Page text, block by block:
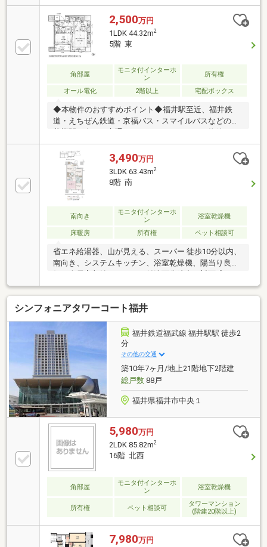
付きの浴室は、帰宅が遅くなった日でも暖かいお風呂
で一日の疲れをリセットできます。・梅雨時や雨の日
に重宝する浴室換気乾燥機は、日々の家事をサポー
ト。・ドレッシングルームにはリネン庫を設置。日用
品も分類でき、きれいに収納できます。・リビングに
カです。・住戸内のつまずきを防止するため、段差を
置場完備。
2,500万円
1LDK 44.32m2
5階 東
角部屋
モニタ付インターホ
ン
所有権
オール電化 2階以上 宅配ボックス
◆本物件のおすすめポイント◆福井駅至近、福井鉄
道・えちぜん鉄道・京福バス・スマイルバスなどの公
図書館・美術館・博物館・県庁・市役所と公共施設に
近く、生活利便性も大変良いです！シューズクローク
付きの１ＬＤＫ、オール電化で暮らしやすさもおスス
メポイントです
3,490万円
3LDK 63.43m2
8階 南
南向き
モニタ付インターホ
ン
浴室乾燥機
床暖房 所有権 ペット相談可
省エネ給湯器、山が見える、スーパー 徒歩10分以内、
南向き、システムキッチン、浴室乾燥機、陽当り良
チン、２４時間ゴミ出し可、セキュリティ充実、バリ
アフリー、南面バルコニー、複層ガラス、オートバ
ス、高速ネット対応、温水洗浄便座、ＴＶモニタ付イ
ンターホン、通風良好、全居室フローリング、眺望良
好、パントリー（食器・食品の収納庫）、ウォークイ
ンクローゼット、ＩＨクッキングヒーター、ペット相
談、BS・CS・CATV、床暖房、エレベーター、宅配ボ
ックス、可動間仕切り、食器洗乾燥機、オール電化
シンフォニアタワーコート福井
福井鉄道福武線 福井駅駅 徒歩2
分
その他の交通
築10年7ヶ月/地上21階地下2階建
総戸数88戸
福井県福井市中央１
5,980万円
2LDK 85.82m2
16階 北西
角部屋
モニタ付インターホ
ン
浴室乾燥機
所有権 ペット相談可
タワーマンション
(階建20階以上)
7,980万円